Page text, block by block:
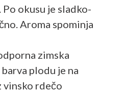
okusu je sladko-
Aroma spominja
zimska
plodu je na
vinsko rdečo